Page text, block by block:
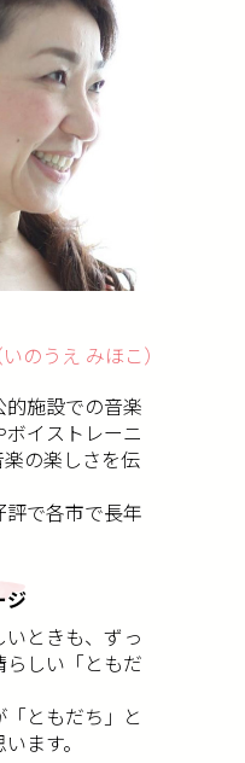
いのうえ みほこ）
施設での音楽
イストレーニ
の楽しさを伝
で各市で長年
ジ
ときも、ずっ
しい「ともだ
ともだち」と
ます。